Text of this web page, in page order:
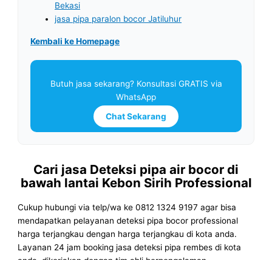
Bekasi
jasa pipa paralon bocor Jatiluhur
Kembali ke Homepage
Butuh jasa sekarang? Konsultasi GRATIS via
WhatsApp
Chat Sekarang
Cari jasa Deteksi pipa air bocor di
bawah lantai Kebon Sirih Professional
Cukup hubungi via telp/wa ke 0812 1324 9197 agar bisa
mendapatkan pelayanan deteksi pipa bocor professional
harga terjangkau dengan harga terjangkau di kota anda.
Layanan 24 jam booking jasa deteksi pipa rembes di kota